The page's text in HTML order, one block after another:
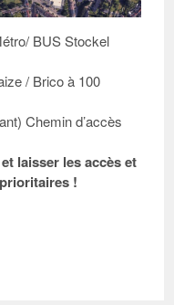
BUS Stockel
/ Brico à 100
Chemin d’accès
laisser les accès et
!